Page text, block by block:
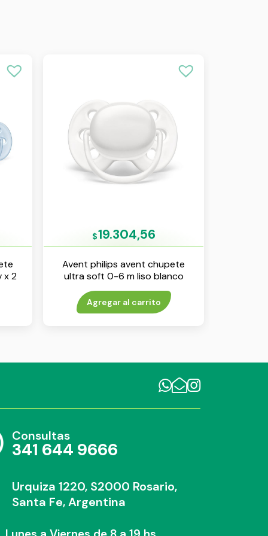
x 2
$19.304,56
Avent philips avent chupete
ultra soft 0-6 m liso blanco
env x 1
Agregar al carrito
Consultas
341 644 9666
Urquiza 1220, S2000 Rosario,
Santa Fe, Argentina